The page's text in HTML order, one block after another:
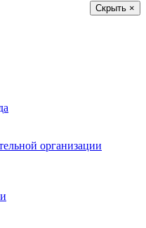
Скрыть ×
организации